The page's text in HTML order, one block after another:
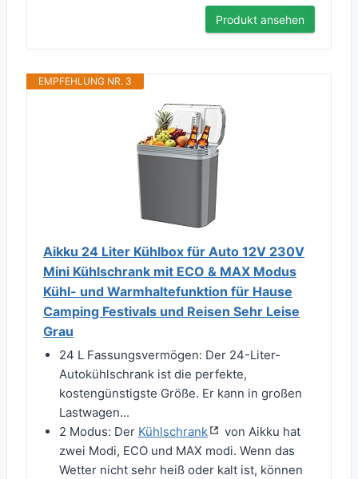
Produkt ansehen
EMPFEHLUNG NR. 3
Aikku 24 Liter Kühlbox für Auto 12V 230V
Mini Kühlschrank mit ECO & MAX Modus
Kühl- und Warmhaltefunktion für Hause
Camping Festivals und Reisen Sehr Leise
Grau
24 L Fassungsvermögen: Der 24-Liter-
Autokühlschrank ist die perfekte,
kostengünstigste Größe. Er kann in großen
Lastwagen...
2 Modus: Der Kühlschrank
von Aikku hat
zwei Modi, ECO und MAX modi. Wenn das
Wetter nicht sehr heiß oder kalt ist, können